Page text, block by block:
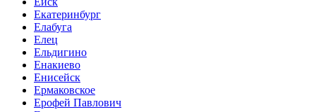
Екатеринбург
Елабуга
Елец
Ельдигино
Енакиево
Енисейск
Ермаковское
Ерофей Павлович